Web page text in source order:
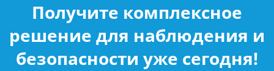
Получите комплексное
решение для наблюдения и
безопасности уже сегодня!